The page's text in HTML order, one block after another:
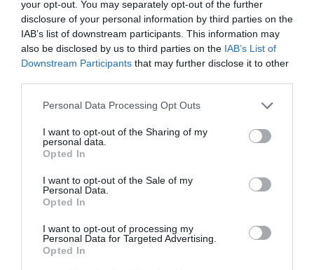
your opt-out. You may separately opt-out of the further
disclosure of your personal information by third parties on the
IAB’s list of downstream participants. This information may
also be disclosed by us to third parties on the IAB’s List of
Downstream Participants that may further disclose it to other
Personal Data Processing Opt Outs
I want to opt-out of the Sharing of my
personal data.
Opted In
I want to opt-out of the Sale of my
Personal Data.
Opted In
I want to opt-out of processing my
Personal Data for Targeted Advertising.
Opted In
Soutenez Air Journal participezà son
développement !
DERNIERS COMMENTAIRES
GVA1112 a commenté l'article :